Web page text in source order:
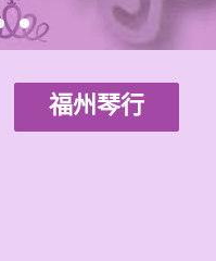
福州琴行